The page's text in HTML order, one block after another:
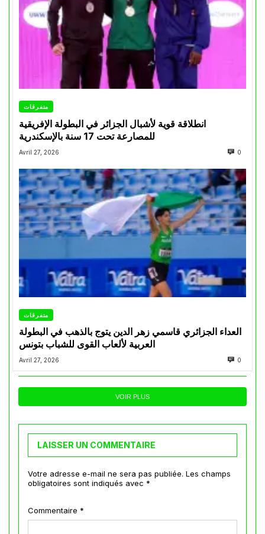
متفرقات
انطلاقة قوية لأشبال الجزائر في البطولة الإفريقية
للمصارعة تحت 17 سنة بالإسكندرية
Avril 27, 2026 0
متفرقات
العداء الجزائري قاسمي زهر الدين يتوج بالذهب في البطولة
العربية لألعاب القوى للشباب بتونس
Avril 27, 2026 0
VOIR PLUS
LAISSER UN COMMENTAIRE
Votre adresse e-mail ne sera pas publiée. Les champs
obligatoires sont indiqués avec *
Commentaire *